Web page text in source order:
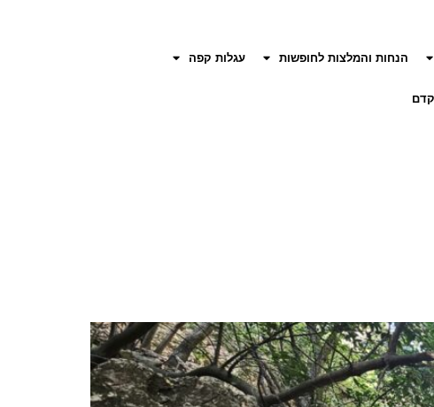
הנחות והמלצות לחופשות עגלות קפה